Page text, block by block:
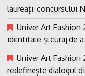
laureații concursului
Univer Art Fashion
identitate și curaj de
Univer Art Fashion
redefinește dialogul